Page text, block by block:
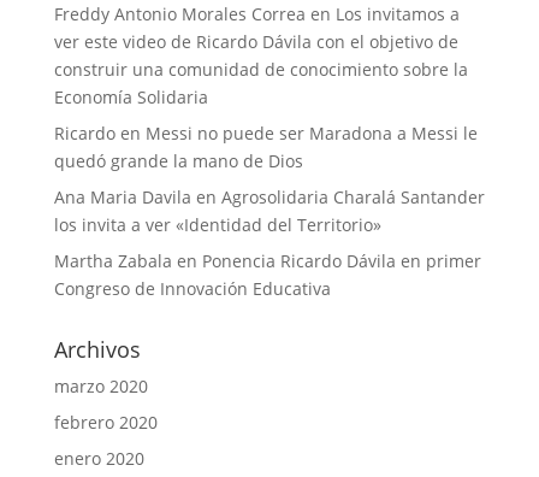
Freddy Antonio Morales Correa en Los invitamos a
ver este video de Ricardo Dávila con el objetivo de
construir una comunidad de conocimiento sobre la
Economía Solidaria
Ricardoen Messi no puede ser Maradona a Messi le
quedó grande la mano de Dios
Ana Maria Davila en Agrosolidaria Charalá Santander
los invita a ver «Identidad del Territorio»
Martha Zabala en Ponencia Ricardo Dávila en primer
Congreso de Innovación Educativa
Archivos
marzo 2020
febrero 2020
enero 2020